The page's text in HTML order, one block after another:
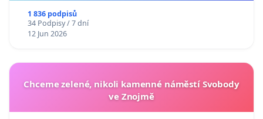
1 836 podpisů
34 Podpisy / 7 dní
12 Jun 2026
Chceme zelené, nikoli kamenné náměstí Svobody
ve Znojmě